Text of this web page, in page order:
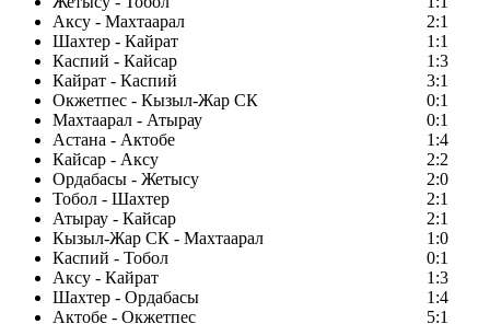
Аксу - Махтаарал
2:1
Шахтер - Кайрат
1:1
Каспий - Кайсар
1:3
Кайрат - Каспий
3:1
Окжетпес - Кызыл-Жар СК
0:1
Махтаарал - Атырау
0:1
Астана - Актобе
1:4
Кайсар - Аксу
2:2
Ордабасы - Жетысу
2:0
Тобол - Шахтер
2:1
Атырау - Кайсар
2:1
Кызыл-Жар СК - Махтаарал
1:0
Каспий - Тобол
0:1
Аксу - Кайрат
1:3
Шахтер - Ордабасы
1:4
Актобе - Окжетпес
5:1